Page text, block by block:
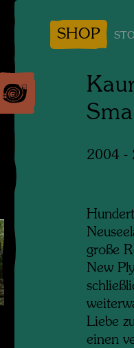
SHOP
2004 -
große
New
Liebe
einen